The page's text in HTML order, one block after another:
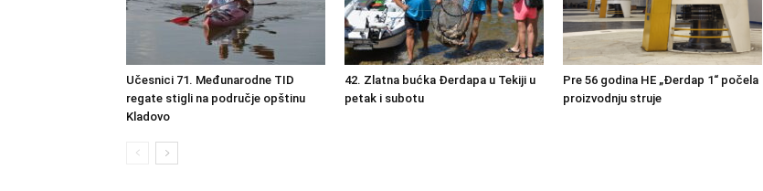
Učesnici 71. Međunarodne TID
regate stigli na područje opštinu
Kladovo
42. Zlatna bućka Đerdapa u Tekiji u
petak i subotu
Pre 56 godina HE „Đerdap 1“ počela
proizvodnju struje